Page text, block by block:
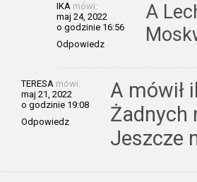
IKA mówi:
maj 24, 2022
o godzinie 16:56
Odpowiedz
A
TERESA mówi:
maj 21, 2022
o godzinie 19:08
Odpowiedz
A mówił
Żadnych
Jeszcze